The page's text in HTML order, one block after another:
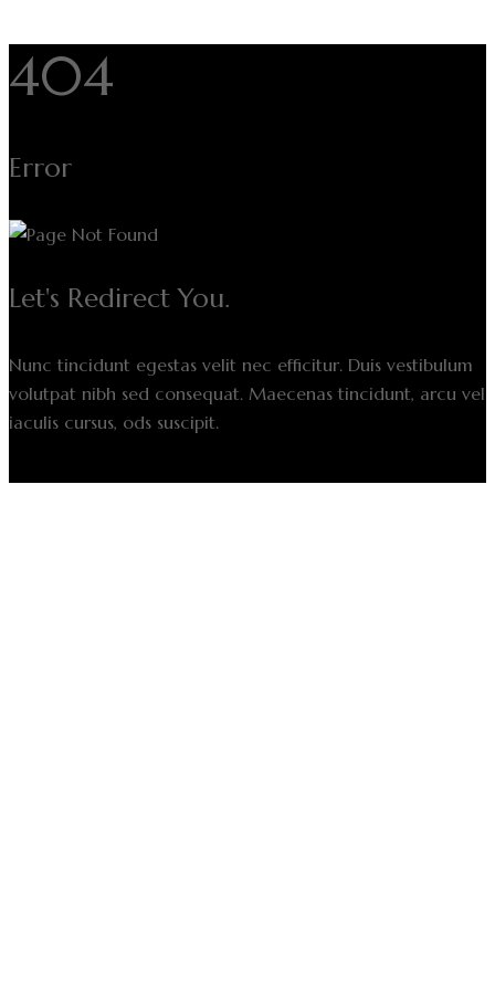
404
Error
Let's Redirect You.
Nunc tincidunt egestas velit nec efficitur. Duis vestibulum
volutpat nibh sed consequat. Maecenas tincidunt, arcu vel
iaculis cursus, ods suscipit.